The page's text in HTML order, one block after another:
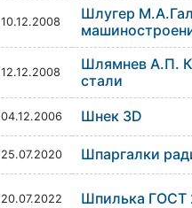
10.12.2008
Шлугер
12.12.2008
Шлямнев А.П.
стали
04.12.2006 Шнек 3D
25.07.2020 Шпаргалки
20.07.2022 Шпилька ГОСТ